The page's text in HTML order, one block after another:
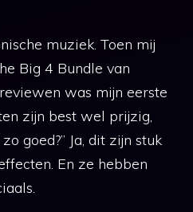
muziek. Toen mij
Big 4 Bundle van
was mijn eerste
zijn best wel prijzig,
goed?” Ja, dit zijn stuk
En ze hebben